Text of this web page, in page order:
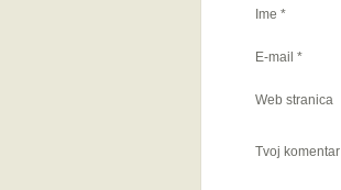
Ime *
E-mail *
Web stranica
Tvoj komentar